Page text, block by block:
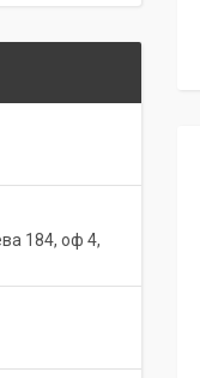
184, оф 4,